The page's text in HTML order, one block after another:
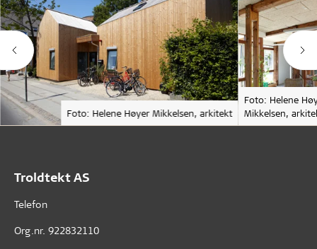
Foto: Helene Høyer Mikkelsen, arkitekt
Foto: Helene
Mikkelsen,
Troldtekt AS
Telefon
Org.nr. 922832110